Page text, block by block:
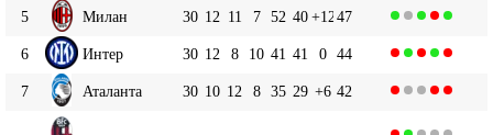
5 Милан 30 12 11 7 52 40+1247
6 Интер 30 12 8 10 41 41 0 44
7 Аталанта 30 10 12 8 35 29 +6 42